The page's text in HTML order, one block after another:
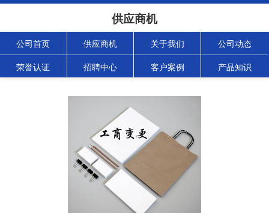
供应商机
公司首页 供应商机 关于我们 公司动态
荣誉认证 招聘中心 客户案例 产品知识